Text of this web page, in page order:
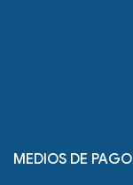
MEDIOS DE PAGO